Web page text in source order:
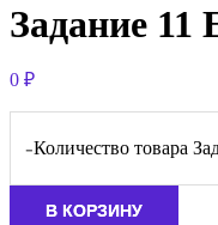
Задание
0 ₽
-Количество товара
В КОРЗИНУ